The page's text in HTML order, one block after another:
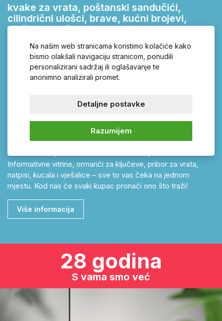
kvake za vrata, poštanski sandučići,
cilindrični ulošci, brave, kućni brojevi,
vješalice, ručkice i zasuni
Širok asortiman kvaka za svaka vrata, uz kvalitetne
sigurnosne brave, pronaći ćete u našoj online trgovini Kvake-
Sanducici.hr. Inox ili plastične kvake, s dugim ili razdijeljenim
ponudi pronaći ćete bogat izbor okova i ostalih proizvoda za
vaš dom iz snova. Moderni kućni brojevi u različitim
izvedbama bit će savršen dodatak vašoj kući. Osim toga,
kvalitetni poštanski sandučići osigurat će sigurnost vaših
pošiljaka. Ne zaboravite ni na zaštitu svojih dragocjenosti –
istražite našu ponudu sefova renomiranih proizvođača.
Informativne vitrine, ormarići za ključeve, pribor za vrata,
natpisi, kucala i vješalice – sve to vas čeka na jednom
mjestu. Kod nas će svaki kupac pronaći ono što traži!
Više informacija
28 godina
S vama smo već
Na našim web stranicama koristimo kolačiće kako
bismo olakšali navigaciju stranicom, ponudili
personalizirani sadržaj ili oglašavanje te
anonimno analizirali promet.
Razumijem
Detaljne postavke